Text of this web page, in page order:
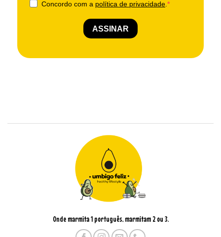
Onde marmita 1 português, marmitam 2 ou 3.